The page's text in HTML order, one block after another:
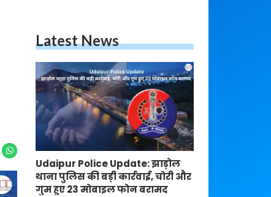
Latest News
Udaipur Police Update: झाड़ोल
थाना पुलिस की बड़ी कार्रवाई, चोरी और
गुम हुए 23 मोबाइल फोन बरामद